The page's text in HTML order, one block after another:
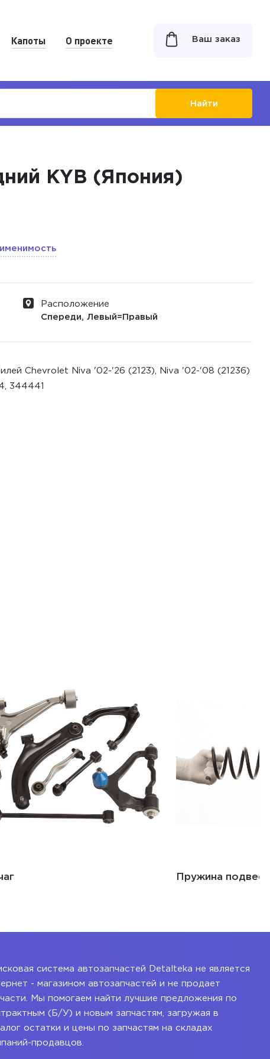
Капоты О проекте Ваш заказ
Найти
KYB (Япония)
Расположение
Спереди, Левый=Правый
Chevrolet Niva '02-'26 (2123), Niva '02-'08 (21236)
344441
система автозапчастей Detalteka не является
- магазином автозапчастей и не продает
Мы помогаем найти лучшие предложения по
(Б/У) и новым запчастям, загружая в
остатки и цены по запчастям на складах
продавцов.